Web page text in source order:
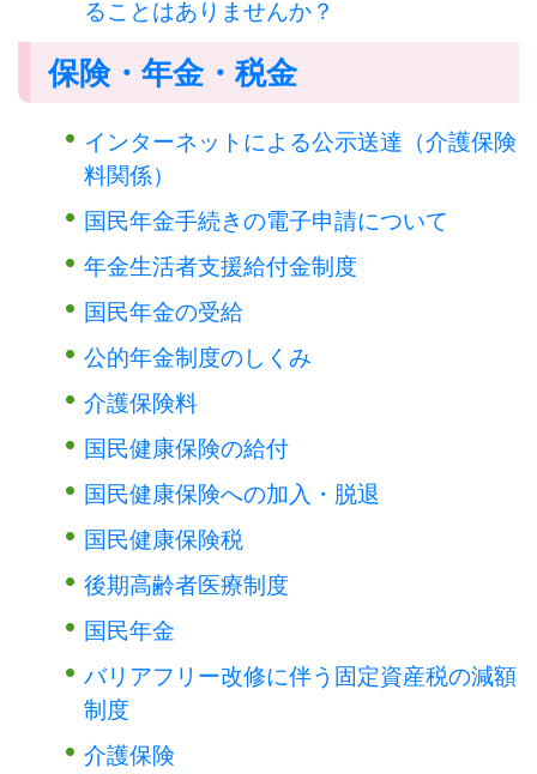
ることはありませんか？
保険・年金・税金
インターネットによる公示送達（介護保険
料関係）
国民年金手続きの電子申請について
年金生活者支援給付金制度
国民年金の受給
公的年金制度のしくみ
介護保険料
国民健康保険の給付
国民健康保険への加入・脱退
国民健康保険税
後期高齢者医療制度
国民年金
バリアフリー改修に伴う固定資産税の減額
制度
介護保険